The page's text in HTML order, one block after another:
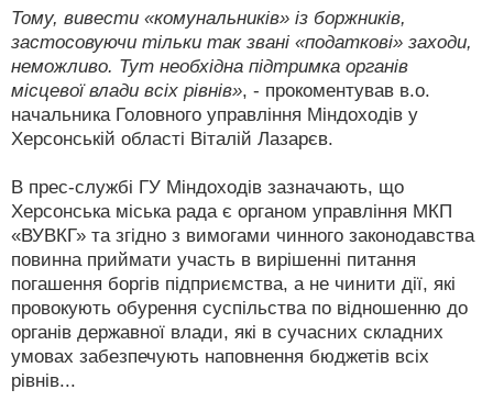
Тому, вивести «комунальників» із боржників,
застосовуючи тільки так звані «податкові» заходи,
неможливо. Тут необхідна підтримка органів
місцевої влади всіх рівнів», - прокоментував в.о.
начальника Головного управління Міндоходів у
Херсонській області Віталій Лазарєв.
В прес-службі ГУ Міндоходів зазначають, що
Херсонська міська рада є органом управління МКП
«ВУВКГ» та згідно з вимогами чинного законодавства
повинна приймати участь в вирішенні питання
погашення боргів підприємства, а не чинити дії, які
провокують обурення суспільства по відношенню до
органів державної влади, які в сучасних складних
умовах забезпечують наповнення бюджетів всіх
рівнів...